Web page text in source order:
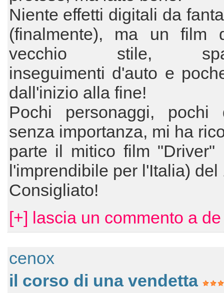
Niente effetti digitali da
(finalmente), ma un film
vecchio stile,
inseguimenti d'auto e
dall'inizio alla fine!
Pochi personaggi, pochi
senza importanza, mi ha
parte il mitico film "Driver"
l'imprendibile per l'Italia) del
Consigliato!
[+] lascia un commento a
cenox
il corso di una vendetta